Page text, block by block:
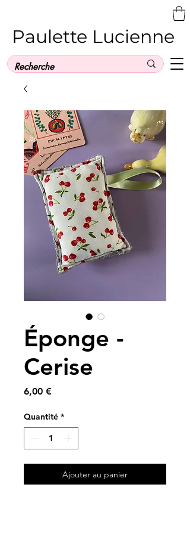
Paulette Lucienne
Éponge -
Cerise
6,00 €Prix
Quantité *
Ajouter au panier